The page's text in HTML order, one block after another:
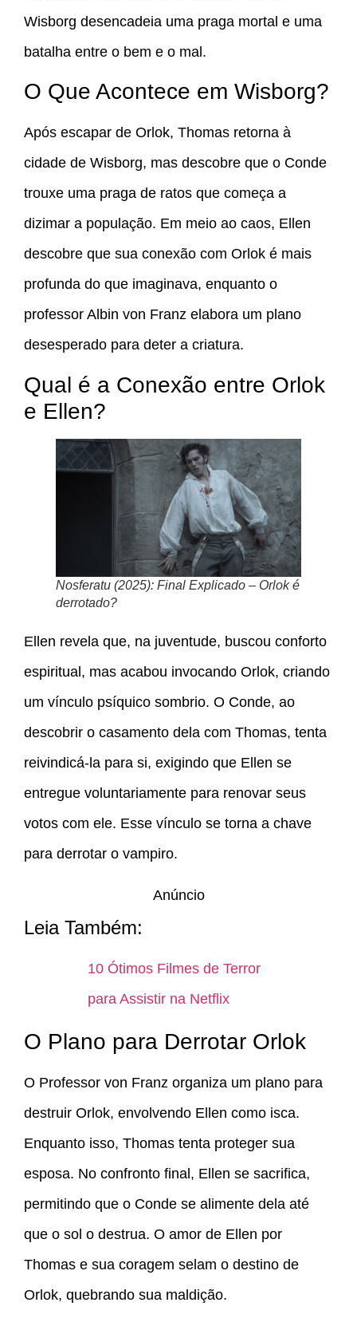
Wisborg desencadeia uma praga mortal e uma
batalha entre o bem e o mal.
O Que Acontece em Wisborg?
Após escapar de Orlok, Thomas retorna à
cidade de Wisborg, mas descobre que o Conde
trouxe uma praga de ratos que começa a
dizimar a população. Em meio ao caos, Ellen
descobre que sua conexão com Orlok é mais
profunda do que imaginava, enquanto o
professor Albin von Franz elabora um plano
desesperado para deter a criatura.
Qual é a Conexão entre Orlok
e Ellen?
Nosferatu (2025): Final Explicado – Orlok é
derrotado?
Ellen revela que, na juventude, buscou conforto
espiritual, mas acabou invocando Orlok, criando
um vínculo psíquico sombrio. O Conde, ao
descobrir o casamento dela com Thomas, tenta
reivindicá-la para si, exigindo que Ellen se
entregue voluntariamente para renovar seus
votos com ele. Esse vínculo se torna a chave
para derrotar o vampiro.
Anúncio
Leia Também:
10 Ótimos Filmes de Terror
para Assistir na Netflix
O Plano para Derrotar Orlok
O Professor von Franz organiza um plano para
destruir Orlok, envolvendo Ellen como isca.
Enquanto isso, Thomas tenta proteger sua
esposa. No confronto final, Ellen se sacrifica,
permitindo que o Conde se alimente dela até
que o sol o destrua. O amor de Ellen por
Thomas e sua coragem selam o destino de
Orlok, quebrando sua maldição.